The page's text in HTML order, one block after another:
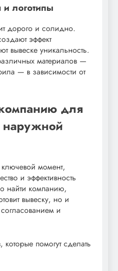
логотипы
дорого и солидно.
эффект
вывеске уникальность.
материалов —
— в зависимости от
для
наружной
момент,
и эффективность
найти компанию,
вывеску, но и
и
которые помогут сделать